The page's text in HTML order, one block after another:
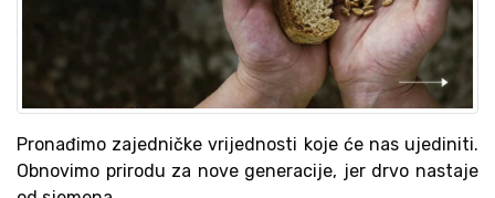
Pronađimo zajedničke vrijednosti koje će nas ujediniti.
Obnovimo prirodu za nove generacije, jer drvo nastaje